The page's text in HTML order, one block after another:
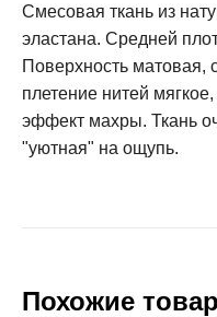
Смесовая ткань из
эластана. Средней
Поверхность матовая,
плетение нитей
эффект махры. Ткань
"уютная" на ощупь.
Похожие